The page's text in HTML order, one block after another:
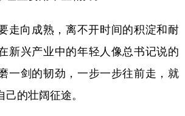
向成熟，离不开时间的积淀和耐
新兴产业中的年轻人像总书记说的
一剑的韧劲，一步一步往前走，就
的壮阔征途。